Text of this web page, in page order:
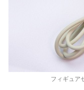
フィギュア